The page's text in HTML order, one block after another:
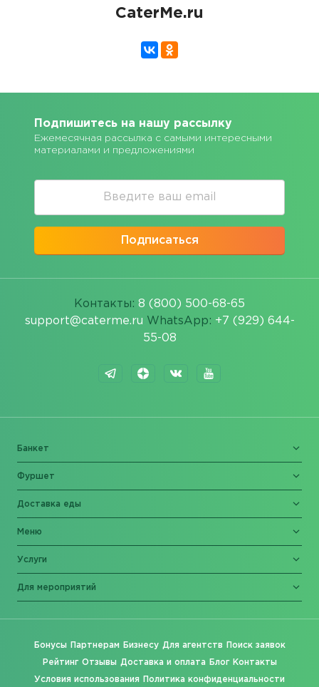
CaterMe.ru
Подпишитесь на нашу рассылку
Ежемесячная рассылка с самыми интересными
материалами и предложениями
Подписаться
Контакты: 8 (800) 500-68-65
support@caterme.ru WhatsApp: +7 (929) 644-
55-08
Банкет
Фуршет
Доставка еды
Меню
Услуги
Для мероприятий
Бонусы Партнерам Бизнесу Для агентств Поиск заявок
Рейтинг Отзывы Доставка и оплата Блог Контакты
Условия использования Политика конфиденциальности